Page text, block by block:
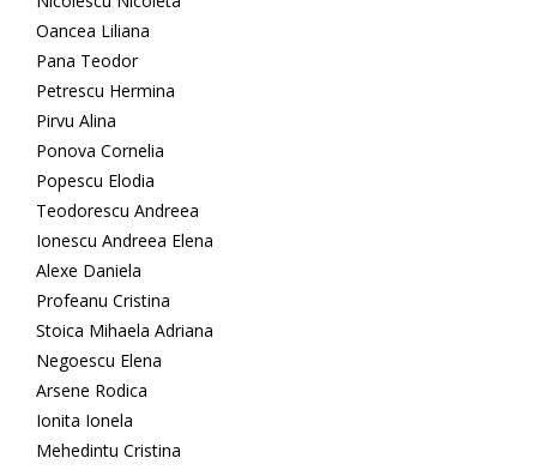
Oancea Liliana
Pana Teodor
Petrescu Hermina
Pirvu Alina
Ponova Cornelia
Popescu Elodia
Teodorescu Andreea
Ionescu Andreea Elena
Alexe Daniela
Profeanu Cristina
Stoica Mihaela Adriana
Negoescu Elena
Arsene Rodica
Ionita Ionela
Mehedintu Cristina